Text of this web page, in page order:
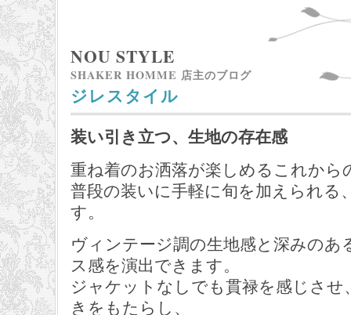
NOU STYLE
SHAKER HOMME 店主のブログ
ジレスタイル
装い引き立つ、生地の存在感
重ね着のお洒落が楽しめるこれから
普段の装いに手軽に旬を加えられる
す。
ヴィンテージ調の生地感と深みのあ
ス感を演出できます。
ジャケットなしでも貫禄を感じさ
きをもたらし、